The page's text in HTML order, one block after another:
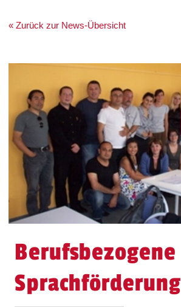
« Zurück zur News-Übersicht
Berufsbezogene
Sprachförderung